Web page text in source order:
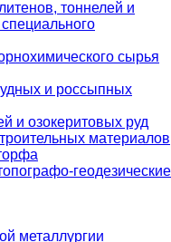
тоннелей и
сырья
и россыпных
и озокеритовых руд
материалов
геодезические
металлургии